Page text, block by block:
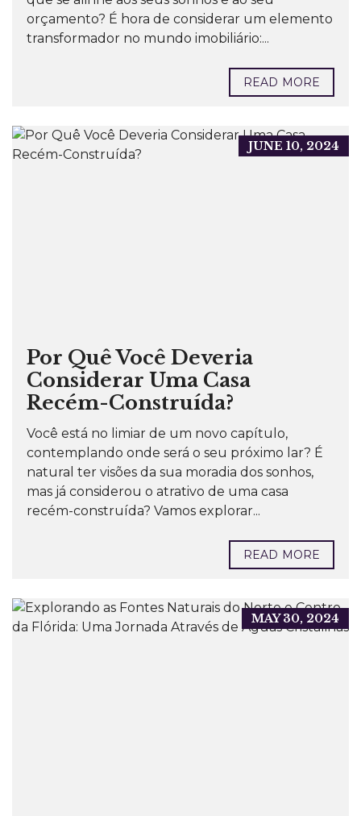
orçamento? É hora de considerar um elemento
transformador no mundo imobiliário:...
READ MORE
JUNE 10, 2024
Por Quê Você Deveria
Considerar Uma Casa
Recém-Construída?
Você está no limiar de um novo capítulo,
contemplando onde será o seu próximo lar? É
natural ter visões da sua moradia dos sonhos,
mas já considerou o atrativo de uma casa
recém-construída? Vamos explorar...
READ MORE
MAY 30, 2024